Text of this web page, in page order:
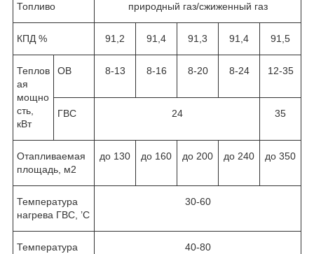
Топливо природный газ/сжиженный газ
КПД % 91,2 91,4 91,3 91,4 91,5
Теплов
ая
мощно
сть,
кВт
ОВ 8-13 8-16 8-20 8-24 12-35
ГВС 24 35
Отапливаемая
площадь, м2
до 130 до 160 до 200 до 240 до 350
Температура
нагрева ГВС, ’С
30-60
Температура
40-80